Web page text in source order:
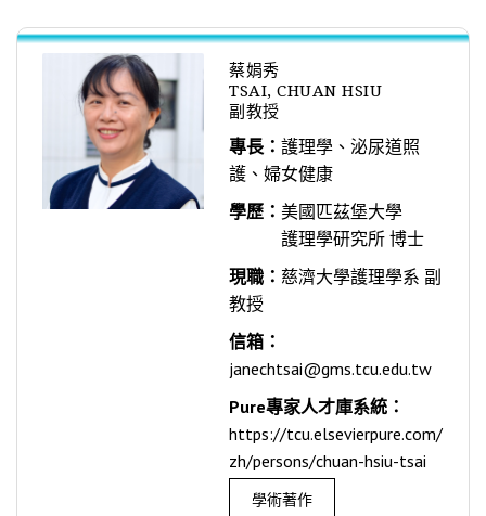
蔡娟秀
TSAI, CHUAN HSIU
副教授
專長： 護理學、泌尿道照
護、婦女健康
學歷： 美國匹茲堡大學
護理學研究所 博士
現職： 慈濟大學護理學系 副
教授
信箱：
janechtsai@gms.tcu.edu.tw
Pure專家人才庫系統：
https://tcu.elsevierpure.com/
zh/persons/chuan-hsiu-tsai
學術著作